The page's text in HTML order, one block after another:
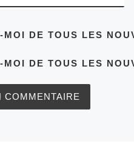
MOI DE TOUS LES
MOI DE TOUS LES